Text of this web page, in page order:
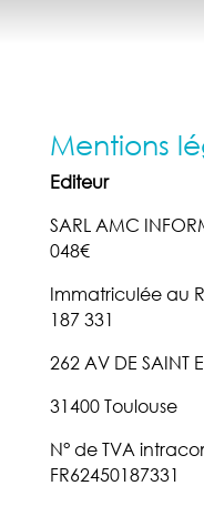
Mentions
Editeur
SARL AMC
048€
Immatriculée au
187 331
262 AV DE SAINT
31400 Toulouse
N° de TVA
FR62450187331